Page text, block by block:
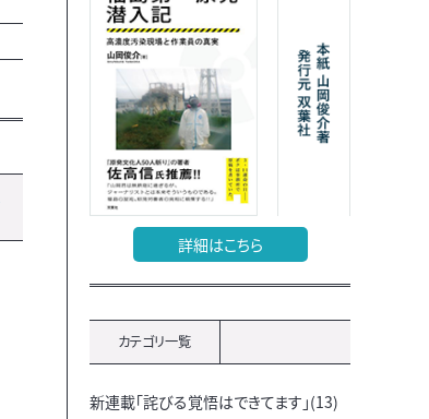
詳細はこちら
カテゴリ一覧
新連載「詫びる覚悟はできてます」(13)